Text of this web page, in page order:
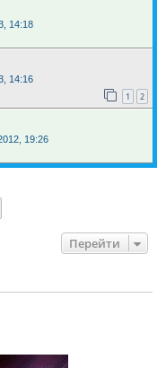
14:18
14:16
1 2
19:26
Перейти